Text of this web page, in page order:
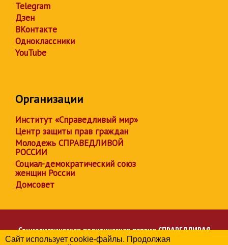
Telegram
Дзен
ВКонтакте
Одноклассники
YouTube
Организации
Институт «Справедливый мир»
Центр защиты прав граждан
Молодежь СПРАВЕДЛИВОЙ
РОССИИ
Социал-демократический союз
женщин России
Домсовет
Социалистическая политическая партияСПРАВЕДЛИВАЯ
РОССИЯ
Сайт использует cookie-файлы. Продолжая